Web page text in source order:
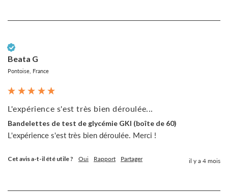
Beata G
Pontoise, France
L'expérience s'est très bien déroulée...
Bandelettes de test de glycémie GKI (boîte de 60)
L'expérience s'est très bien déroulée. Merci !
Cet avis a-t-il été utile ? Oui Rapport Partager il y a 4 mois